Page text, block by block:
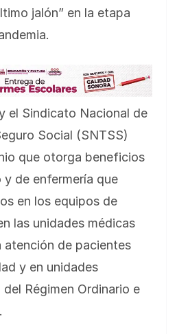
jalón” en la etapa
el Sindicato Nacional de
Social (SNTSS)
que otorga beneficios
y de enfermería que
en los equipos de
las unidades médicas
atención de pacientes
y en unidades
Régimen Ordinario e